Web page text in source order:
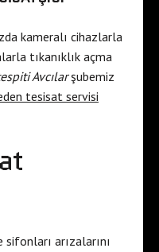
kameralı cihazlarla
tıkanıklık açma
Avcılarşubemiz
tesisat servisi
sifonları arızalarını